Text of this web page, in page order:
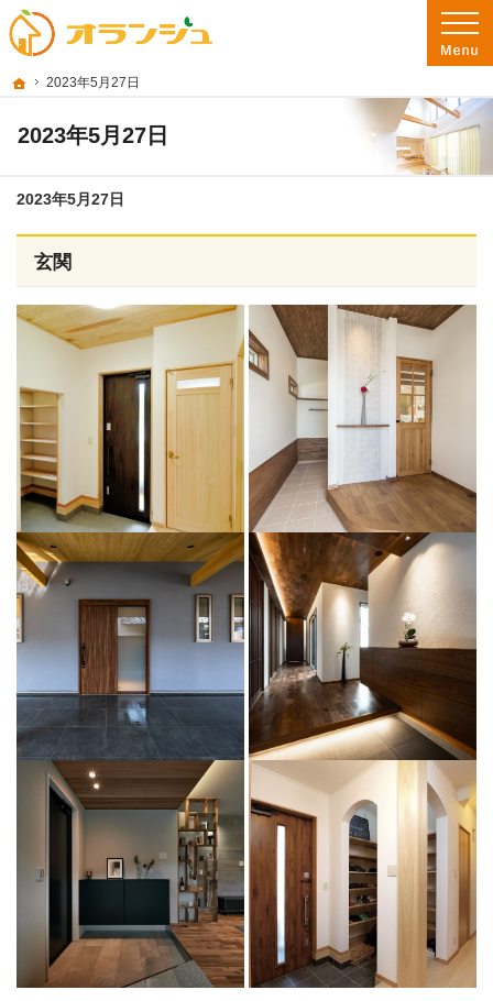
ホーム
2023年5月27日
2023年5月27日
プロの目線からご提案。彦根市・東近江市・近江八幡市の注文住宅・新築戸建て
彦根市・東近江市・近江八幡市の新築・注文住宅・新築戸建てを手がける工務店
2023年5月27日
玄関